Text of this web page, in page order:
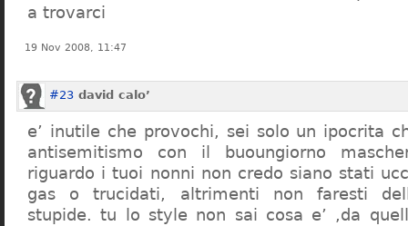
a trovarci
19 Nov 2008, 11:47
#23 david calo’
e’ inutile che provochi, sei solo un ipocrita
antisemitismo con il buoungiorno
riguardo i tuoi nonni non credo siano stati
gas o trucidati, altrimenti non faresti
stupide. tu lo style non sai cosa e’ ,da